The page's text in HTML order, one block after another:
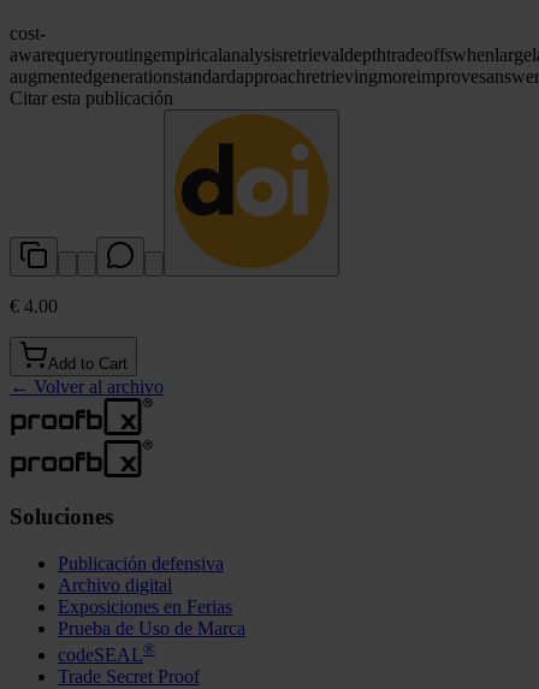
cost-
awarequeryroutingempiricalanalysisretrievaldepthtradeoffswhenlarge
augmentedgenerationstandardapproachretrievingmoreimprovesanswer
Citar esta publicación
€ 4.00
Add to Cart
← Volver al archivo
Soluciones
Publicación defensiva
Archivo digital
Exposiciones en Ferias
Prueba de Uso de Marca
codeSEAL®
Trade Secret Proof